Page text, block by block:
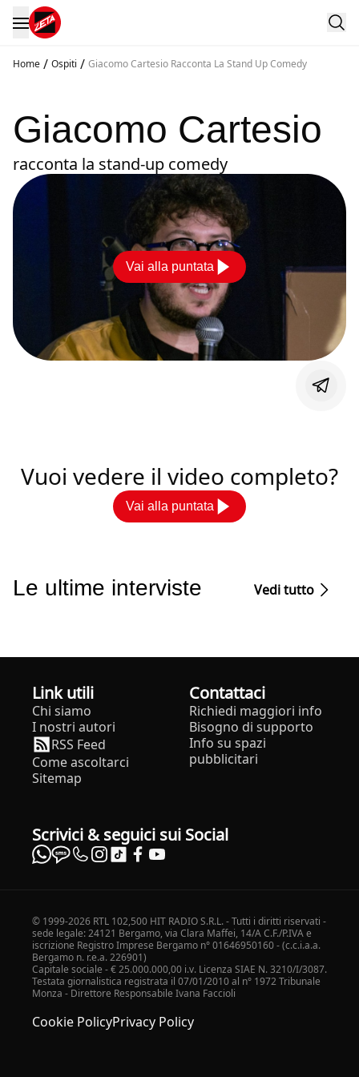
Home / Ospiti / Giacomo Cartesio Racconta La Stand Up Comedy
Giacomo Cartesio
racconta la stand-up comedy
Vai alla puntata
Vuoi vedere il video completo?
Vai alla puntata
Le ultime interviste Vedi tutto
Link utili
Chi siamo
I nostri autori
RSS Feed
Come ascoltarci
Sitemap
Contattaci
Richiedi maggiori info
Bisogno di supporto
Info su spazi
pubblicitari
Scrivici & seguici sui Social
© 1999-2026 RTL 102,500 HIT RADIO S.R.L. - Tutti i diritti riservati -
sede legale: 24121 Bergamo, via Clara Maffei, 14/A C.F./P.IVA e
iscrizione Registro Imprese Bergamo n° 01646950160 - (c.c.i.a.a.
Bergamo n. r.e.a. 226901)
Capitale sociale - € 25.000.000,00 i.v. Licenza SIAE N. 3210/I/3087.
Testata giornalistica registrata il 07/01/2010 al n° 1972 Tribunale
Monza - Direttore Responsabile Ivana Faccioli
Cookie PolicyPrivacy Policy